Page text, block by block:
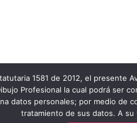
1581 de 2012, el presente
Profesional la cual podrá ser
datos personales; por medio
tratamiento de sus datos. A su